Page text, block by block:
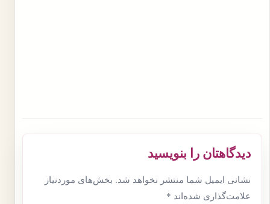
دیدگاهتان را بنویسید
نشانی ایمیل شما منتشر نخواهد شد. بخش‌های موردنیاز
علامت‌گذاری شده‌اند *